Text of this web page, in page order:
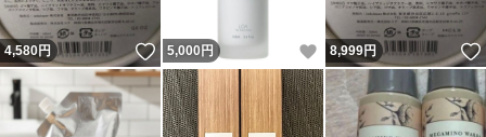
4,580円 いいね！
5,000 円 いいね！
8,999円